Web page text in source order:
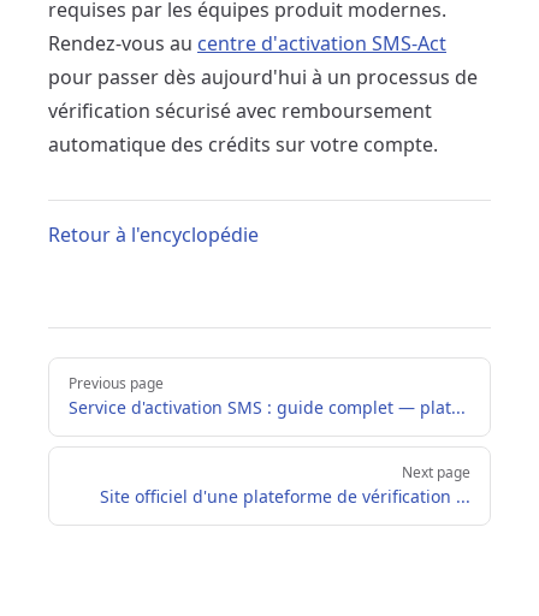
requises par les équipes produit modernes.
Rendez-vous au centre d'activation SMS-Act
pour passer dès aujourd'hui à un processus de
vérification sécurisé avec remboursement
automatique des crédits sur votre compte.
Retour à l'encyclopédie
Pager
Previous page
Service d'activation SMS : guide complet — plat...
Next page
Site officiel d'une plateforme de vérification ...